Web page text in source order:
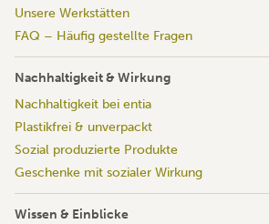
Unsere Werkstätten
FAQ – Häufig gestellte Fragen
Nachhaltigkeit & Wirkung
Nachhaltigkeit bei entia
Plastikfrei & unverpackt
Sozial produzierte Produkte
Geschenke mit sozialer Wirkung
Wissen & Einblicke